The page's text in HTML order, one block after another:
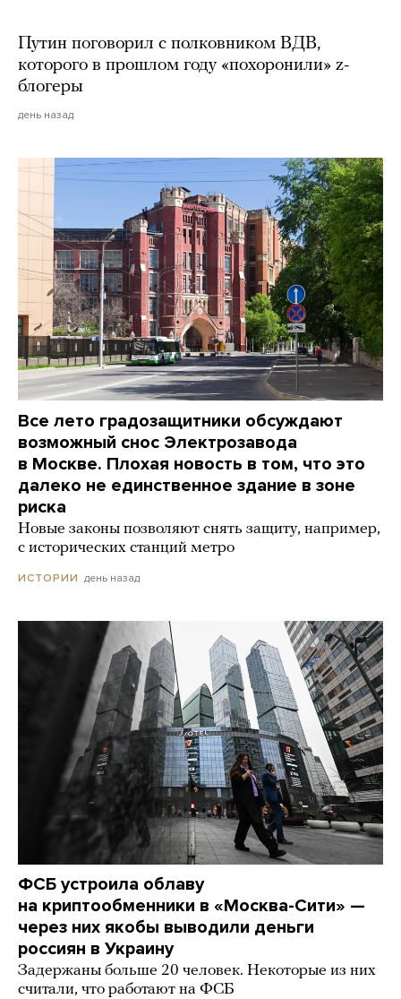
Путин поговорил с полковником ВДВ,
которого в прошлом году «похоронили» z-
блогеры
день назад
Все лето градозащитники обсуждают
возможный снос Электрозавода
в Москве. Плохая новость в том, что это
далеко не единственное здание в зоне
риска
Новые законы позволяют снять защиту, например,
с исторических станций метро
ИСТОРИИ день назад
ФСБ устроила облаву
на криптообменники в «Москва-Сити» —
через них якобы выводили деньги
россиян в Украину
Задержаны больше 20 человек. Некоторые из них
считали, что работают на ФСБ